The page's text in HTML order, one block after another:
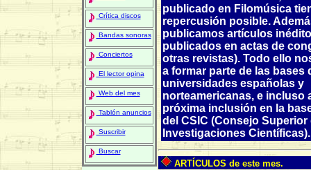
Crítica discos
Bandas sonoras
Conciertos
El lector opina
Web del mes
Tablón anuncios
Suscribir
Buscar
publicado en Filomúsica
repercusión posible.
publicamos artículos
publicados en actas de
otras revistas). Todo ello
a formar parte de las bases
universidades españolas y
norteamericanas, e incluso
próxima inclusión en la
del CSIC (Consejo Superior
Investigaciones
ARTÍCULOS de este mes.